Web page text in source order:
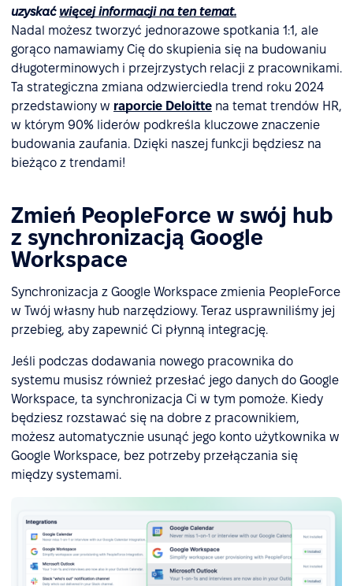
uzyskać więcej informacji na ten temat.
Nadal możesz tworzyć jednorazowe spotkania 1:1, ale
gorąco namawiamy Cię do skupienia się na budowaniu
długoterminowych i przejrzystych relacji z pracownikami.
Ta strategiczna zmiana odzwierciedla trend roku 2024
przedstawiony w raporcie Deloitte na temat trendów HR,
w którym 90% liderów podkreśla kluczowe znaczenie
budowania zaufania. Dzięki naszej funkcji będziesz na
bieżąco z trendami!
Zmień PeopleForce w swój hub
z synchronizacją Google
Workspace
Synchronizacja z Google Workspace zmienia PeopleForce
w Twój własny hub narzędziowy. Teraz usprawniliśmy jej
przebieg, aby zapewnić Ci płynną integrację.
Jeśli podczas dodawania nowego pracownika do
systemu musisz również przesłać jego danych do Google
Workspace, ta synchronizacja Ci w tym pomoże. Kiedy
będziesz rozstawać się na dobre z pracownikiem,
możesz automatycznie usunąć jego konto użytkownika w
Google Workspace, bez potrzeby przełączania się
między systemami.